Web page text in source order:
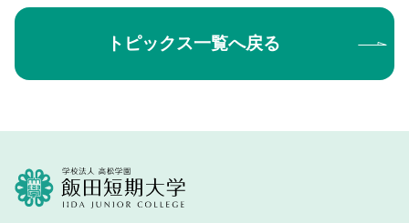
トピックス一覧へ戻る